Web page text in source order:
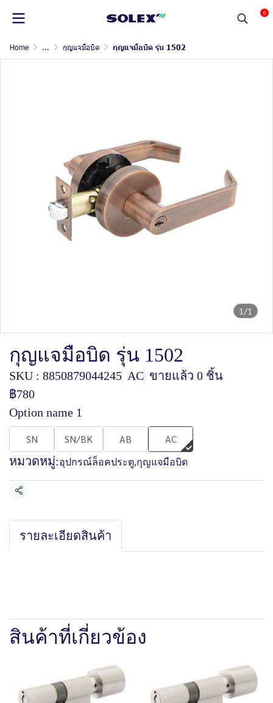
0
Home ... กุญแจมือบิด กุญแจมือบิด รุ่น 1502
1/1
กุญแจมือบิด รุ่น 1502
SKU : 8850879044245 AC ขายแล้ว 0 ชิ้น
฿780
Option name 1
SN SN/BK AB AC
หมวดหมู่:อุปกรณ์ล็อคประตู,กุญแจมือบิด
แชร์
รายละเอียดสินค้า
สินค้าที่เกี่ยวข้อง